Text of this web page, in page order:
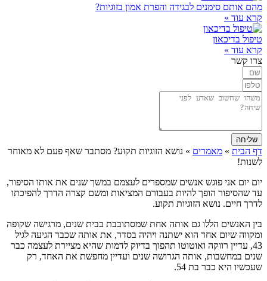
מהם אותם סימנים לבגידה והפרת אמון בזוגיות?
קרא עוד »
טיפול בדיכאון
קרא עוד »
צרו קשר
שליחה
דף הבית » מאמרים » נושא הזוגיות תקוע? מסתבר שאף פעם לא מאוחר
לשנות!
יום יום אני פוגש אנשים שמספרים לעצמם במשך שנים את אותו הסיפור,
עד שהסיפור הופך להיות בעבורם המציאות ומשם קצרה הדרך להפיכתו
לדרך חיים. נושא הזוגיות תקוע.
בין האנשים הללו גם אותה אחת שמסתובבת בבית שנים, מרגישה שקופה
ומקווה שיום אחד הוא ישתנה ויהיה בסדר, את אותה שכבר הגיעה לגיל
43, עדיין רווקה ואוטוטו תהפוך בדיוק לדמות שהיא מציירת לעצמה כבר
שנים במחשבות, אותה הגרושה שנים ועדיין מחפשת את האחד, רק
שעכשיו היא כבר בת 54.